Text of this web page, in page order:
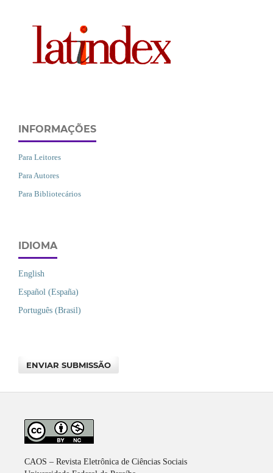
INFORMAÇÕES
Para Leitores
Para Autores
Para Bibliotecários
IDIOMA
English
Español (España)
Português (Brasil)
ENVIAR SUBMISSÃO
CAOS – Revista Eletrônica de Ciências Sociais